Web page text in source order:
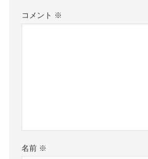
コメント ※
名前 ※